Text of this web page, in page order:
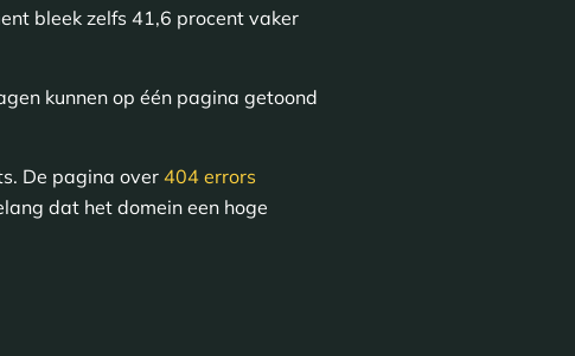
bleek zelfs 41,6 procent vaker
kunnen op één pagina getoond
De pagina over 404 errors
dat het domein een hoge